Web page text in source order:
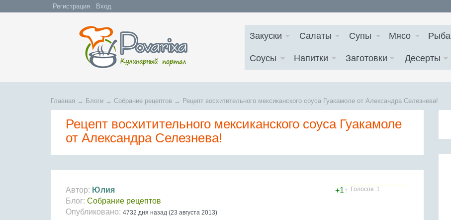
Регистрация Вход
Закуски Салаты Супы Мясо Рыба
Соусы Напитки Заготовки Десерты
Главная → Блоги → Собрание рецептов → Рецепт восхитительного мексиканского соуса Гуакамоле от Александра Селезнева!
Рецепт восхитительного мексиканского соуса Гуакамоле
от Александра Селезнева!
Автор: Юлия
Блог: Собрание рецептов
Опубликовано: 4732 дня назад (23 августа 2013)
+1↑ Голосов: 1